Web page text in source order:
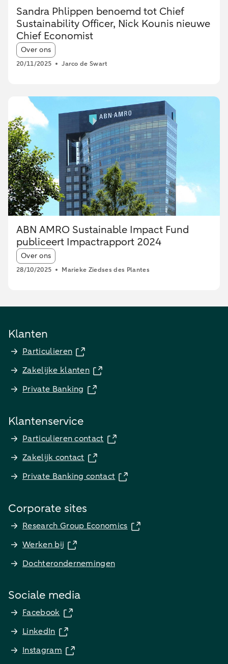
Sandra Phlippen benoemd tot Chief
Sustainability Officer, Nick Kounis nieuwe
Chief Economist
Article tags:
Over ons
20/11/2025 Jarco de Swart
ABN AMRO Sustainable Impact Fund
publiceert Impactrapport 2024
Article tags:
Over ons
28/10/2025 Marieke Ziedses des Plantes
Klanten
Particulieren
Zakelijke klanten
Private Banking
Klantenservice
Particulieren contact
Zakelijk contact
Private Banking contact
Corporate sites
Research Group Economics
Werken bij
Dochterondernemingen
Sociale media
Facebook
LinkedIn
Instagram